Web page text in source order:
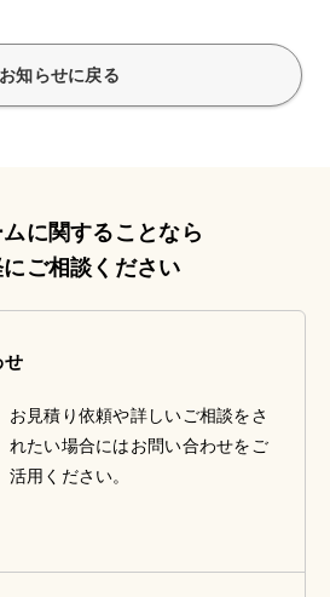
お知らせに戻る
ムに関することなら
ご相談ください
せ
お見積り依頼や詳しいご相談をさ
れたい場合にはお問い合わせをご
活用ください。